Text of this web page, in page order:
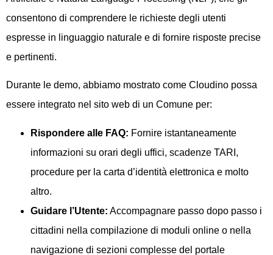
consentono di comprendere le richieste degli utenti
espresse in linguaggio naturale e di fornire risposte precise
e pertinenti.
Durante le demo, abbiamo mostrato come Cloudino possa
essere integrato nel sito web di un Comune per:
Rispondere alle FAQ: Fornire istantaneamente
informazioni su orari degli uffici, scadenze TARI,
procedure per la carta d’identità elettronica e molto
altro.
Guidare l’Utente: Accompagnare passo dopo passo i
cittadini nella compilazione di moduli online o nella
navigazione di sezioni complesse del portale